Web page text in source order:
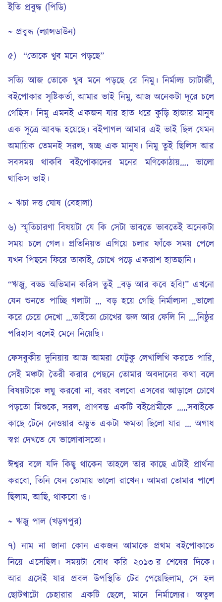
ইতি প্রবুদ্ধ (পিডি)
~ প্রবুদ্ধ (ল্যান্সডাউন)
৫) “তোকে খুব মনে পড়ছে”
সত্যি আজ তোকে খুব মনে পড়ছে রে নিমু। নির্মাল্য চ্যাটার্জী,
বইপোকার সৃষ্টিকর্তা, আমার ভাই নিমু, আজ অনেকটা দূরে চলে
গেছিস। নিমু এমনই একজন যার হাত ধরে কুড়ি হাজার মানুষ
এক সূত্রে আবদ্ধ হয়েছে। বইপাগল আমার এই ভাই ছিল যেমন
অমায়িক তেমনই সরল, স্বচ্ছ এক মানুষ। নিমু তুই ছিলিস আর
সবসময় থাকবি বইপোকাদের মনের মণিকোঠায়…. ভালো
থাকিস ভাই।
~ ঋচা দত্ত ঘোষ (বেহালা)
৬) স্মৃতিচারণা বিষয়টা যে কি সেটা ভাবতে ভাবতেই অনেকটা
সময় চলে গেল। প্রতিনিয়ত এগিয়ে চলার ফাঁকে সময় পেলে
যখন পিছনে ফিরে তাকাই, চোখে পড়ে একরাশ হাতছানি।
“ঋজু, বড্ড অভিমান করিস তুই ..বড় আর কবে হবি!” এখনো
যেন শুনতে পাচ্ছি গলাটা … বড় হয়ে গেছি নির্মাল্যদা ..ভালো
করে চেয়ে দেখো …তাইতো চোখের জল আর ফেলি নি ….নিষ্ঠুর
পরিহাস বলেই মেনে নিয়েছি।
ফেসবুকীয় দুনিয়ায় আজ আমরা যেটুকু লেখালিখি করতে পারি,
সেই মঞ্চটা তৈরী করার পেছনে তোমার অবদানের কথা বলে
বিষয়টাকে লঘু করবো না, বরং বলবো এসবের আড়ালে চোখে
পড়তো মিশুকে, সরল, প্রাণবন্ত একটি বইপ্রেমীকে …..সবাইকে
কাছে টেনে নেওয়ার অদ্ভুত একটা ক্ষমতা ছিলো যার … অগাধ
স্বপ্ন দেখতে যে ভালোবাসতো।
ঈশ্বর বলে যদি কিছু থাকেন তাহলে তার কাছে এটাই প্রার্থনা
করবো, তিনি যেন তোমায় ভালো রাখেন। আমরা তোমার পাশে
ছিলাম, আছি, থাকবো ও।
~ ঋজু পাল (খড়গপুর)
৭) নাম না জানা কোন একজন আমাকে প্রথম বইপোকাতে
নিয়ে এসেছিল। সময়টা বোধ করি ২০১৩-র শেষের দিকে।
আর এসেই যার প্রবল উপস্থিতি টের পেয়েছিলাম, সে হল
ছোটখাটো চেহারার একটি ছেলে, মানে নির্মাল্যের। অতুল